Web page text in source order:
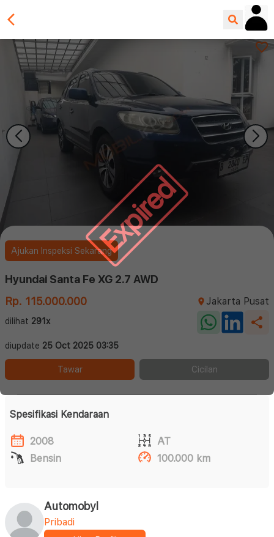
Expired
Ajukan Inspeksi Sekarang
Hyundai Santa Fe XG 2.7 AWD
Rp. 115.000.000
Jakarta Pusat
dilihat 291x
diupdate 25 Oct 2025 03:35
Tawar Cicilan
Spesifikasi Kendaraan
2008
AT
Bensin
100.000 km
Automobyl
Pribadi